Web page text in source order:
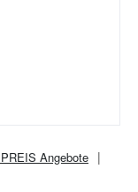
Angebote